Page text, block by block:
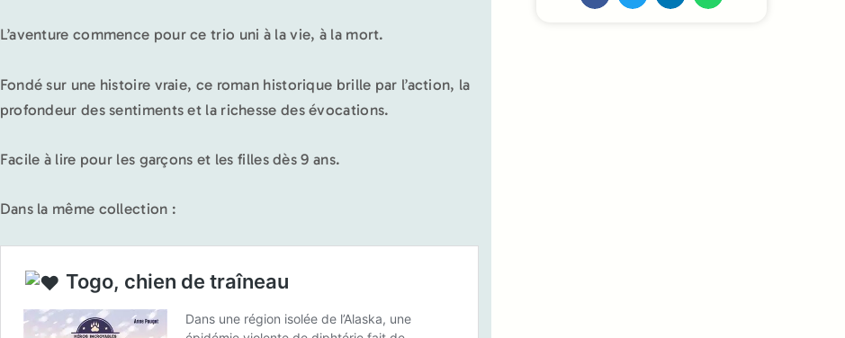
L’aventure commence pour ce trio uni à la vie, à la mort.
Fondé sur une histoire vraie, ce roman historique brille par l’action, la
profondeur des sentiments et la richesse des évocations.
Facile à lire pour les garçons et les filles dès 9 ans.
Dans la même collection :